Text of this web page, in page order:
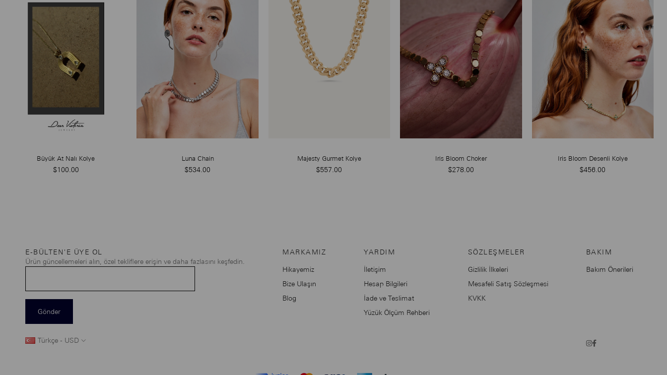
Büyük At Nalı Kolye
$100.00
Luna Chain
$534.00
Majesty Gurmet Kolye
$557.00
Iris Bloom Choker
$278.00
Iris Bloom Desenli Kolye
$456.00
E-BÜLTEN'E ÜYE OL
Ürün güncellemeleri alın, özel tekliflere erişin ve daha fazlasını keşfedin.
Gönder
Türkçe - USD
MARKAMIZ
Hikayemiz
Bize Ulaşın
Blog
YARDIM
İletişim
Hesap Bilgileri
İade ve Teslimat
Yüzük Ölçüm Rehberi
SÖZLEŞMELER
Gizlilik İlkeleri
Mesafeli Satış Sözleşmesi
KVKK
BAKIM
Bakım Önerileri